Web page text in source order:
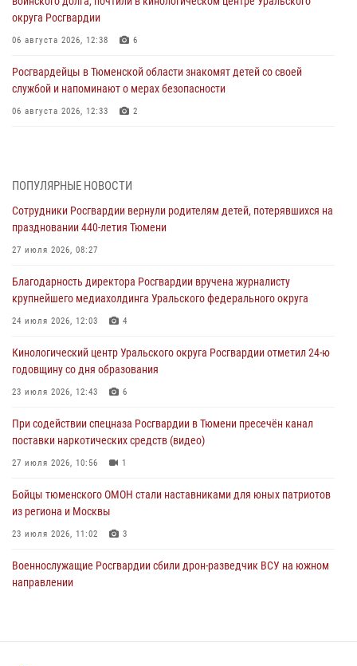
округа Росгвардии
06 августа 2026, 12:38 6
Росгвардейцы в Тюменской области знакомят детей со своей
службой и напоминают о мерах безопасности
06 августа 2026, 12:33 2
06 августа 2026, 04:41 3
Росгвардейцы в Тюменской области почтили память генерала
армии Ивана Кирилловича Яковлева
05 августа 2026, 11:03
В Тюмени офицер Росгвардии в радиоэфире напомнил гражданам о
мерах безопасного владения оружием
05 августа 2026, 09:56
Военнослужащие Росгвардии сбили дрон-разведчик ВСУ на южном
направлении
05 августа 2026, 05:35
Стальной характер продемонстрировали росгвардейцы в ходе
масштабных спортивных событий на Урале
05 августа 2026, 05:22
ПОПУЛЯРНЫЕ НОВОСТИ
Сотрудники Росгвардии вернули родителям детей, потерявшихся на
праздновании 440-летия Тюмени
27 июля 2026, 08:27
Благодарность директора Росгвардии вручена журналисту
крупнейшего медиахолдинга Уральского федерального округа
24 июля 2026, 12:03 4
Кинологический центр Уральского округа Росгвардии отметил 24-ю
годовщину со дня образования
23 июля 2026, 12:43 6
При содействии спецназа Росгвардии в Тюмени пресечён канал
поставки наркотических средств (видео)
27 июля 2026, 10:56 1
Бойцы тюменского ОМОН стали наставниками для юных патриотов
из региона и Москвы
23 июля 2026, 11:02 3
Военнослужащие Росгвардии сбили дрон-разведчик ВСУ на южном
направлении